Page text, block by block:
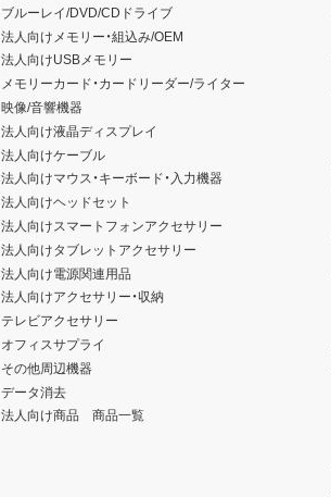
ブルーレイ/DVD/CDドライブ
法人向けメモリー・組込み/OEM
法人向けUSBメモリー
メモリーカード・カードリーダー/ライター
映像/音響機器
法人向け液晶ディスプレイ
法人向けケーブル
法人向けマウス・キーボード・入力機器
法人向けヘッドセット
法人向けスマートフォンアクセサリー
法人向けタブレットアクセサリー
法人向け電源関連用品
法人向けアクセサリー・収納
テレビアクセサリー
オフィスサプライ
その他周辺機器
データ消去
法人向け商品 商品一覧